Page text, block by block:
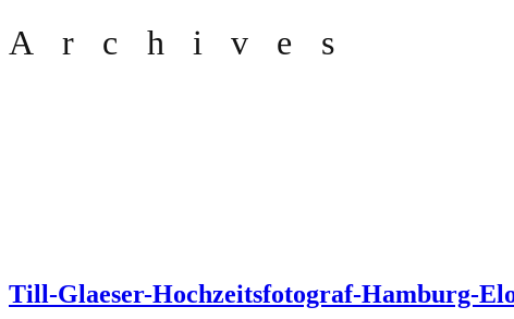
Archives
Till-Glaeser-Hochzeitsfotograf-Hamburg-